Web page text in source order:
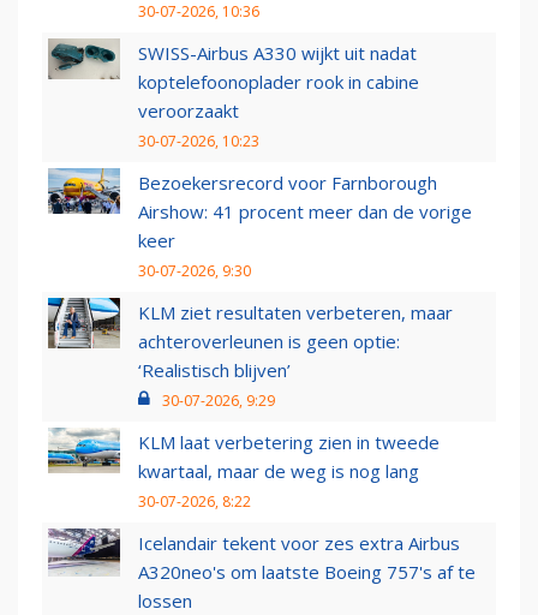
30-07-2026, 10:36
SWISS-Airbus A330 wijkt uit nadat
koptelefoonoplader rook in cabine
veroorzaakt
30-07-2026, 10:23
Bezoekersrecord voor Farnborough
Airshow: 41 procent meer dan de vorige
keer
30-07-2026, 9:30
KLM ziet resultaten verbeteren, maar
achteroverleunen is geen optie:
‘Realistisch blijven’
30-07-2026, 9:29
KLM laat verbetering zien in tweede
kwartaal, maar de weg is nog lang
30-07-2026, 8:22
Icelandair tekent voor zes extra Airbus
A320neo's om laatste Boeing 757's af te
lossen